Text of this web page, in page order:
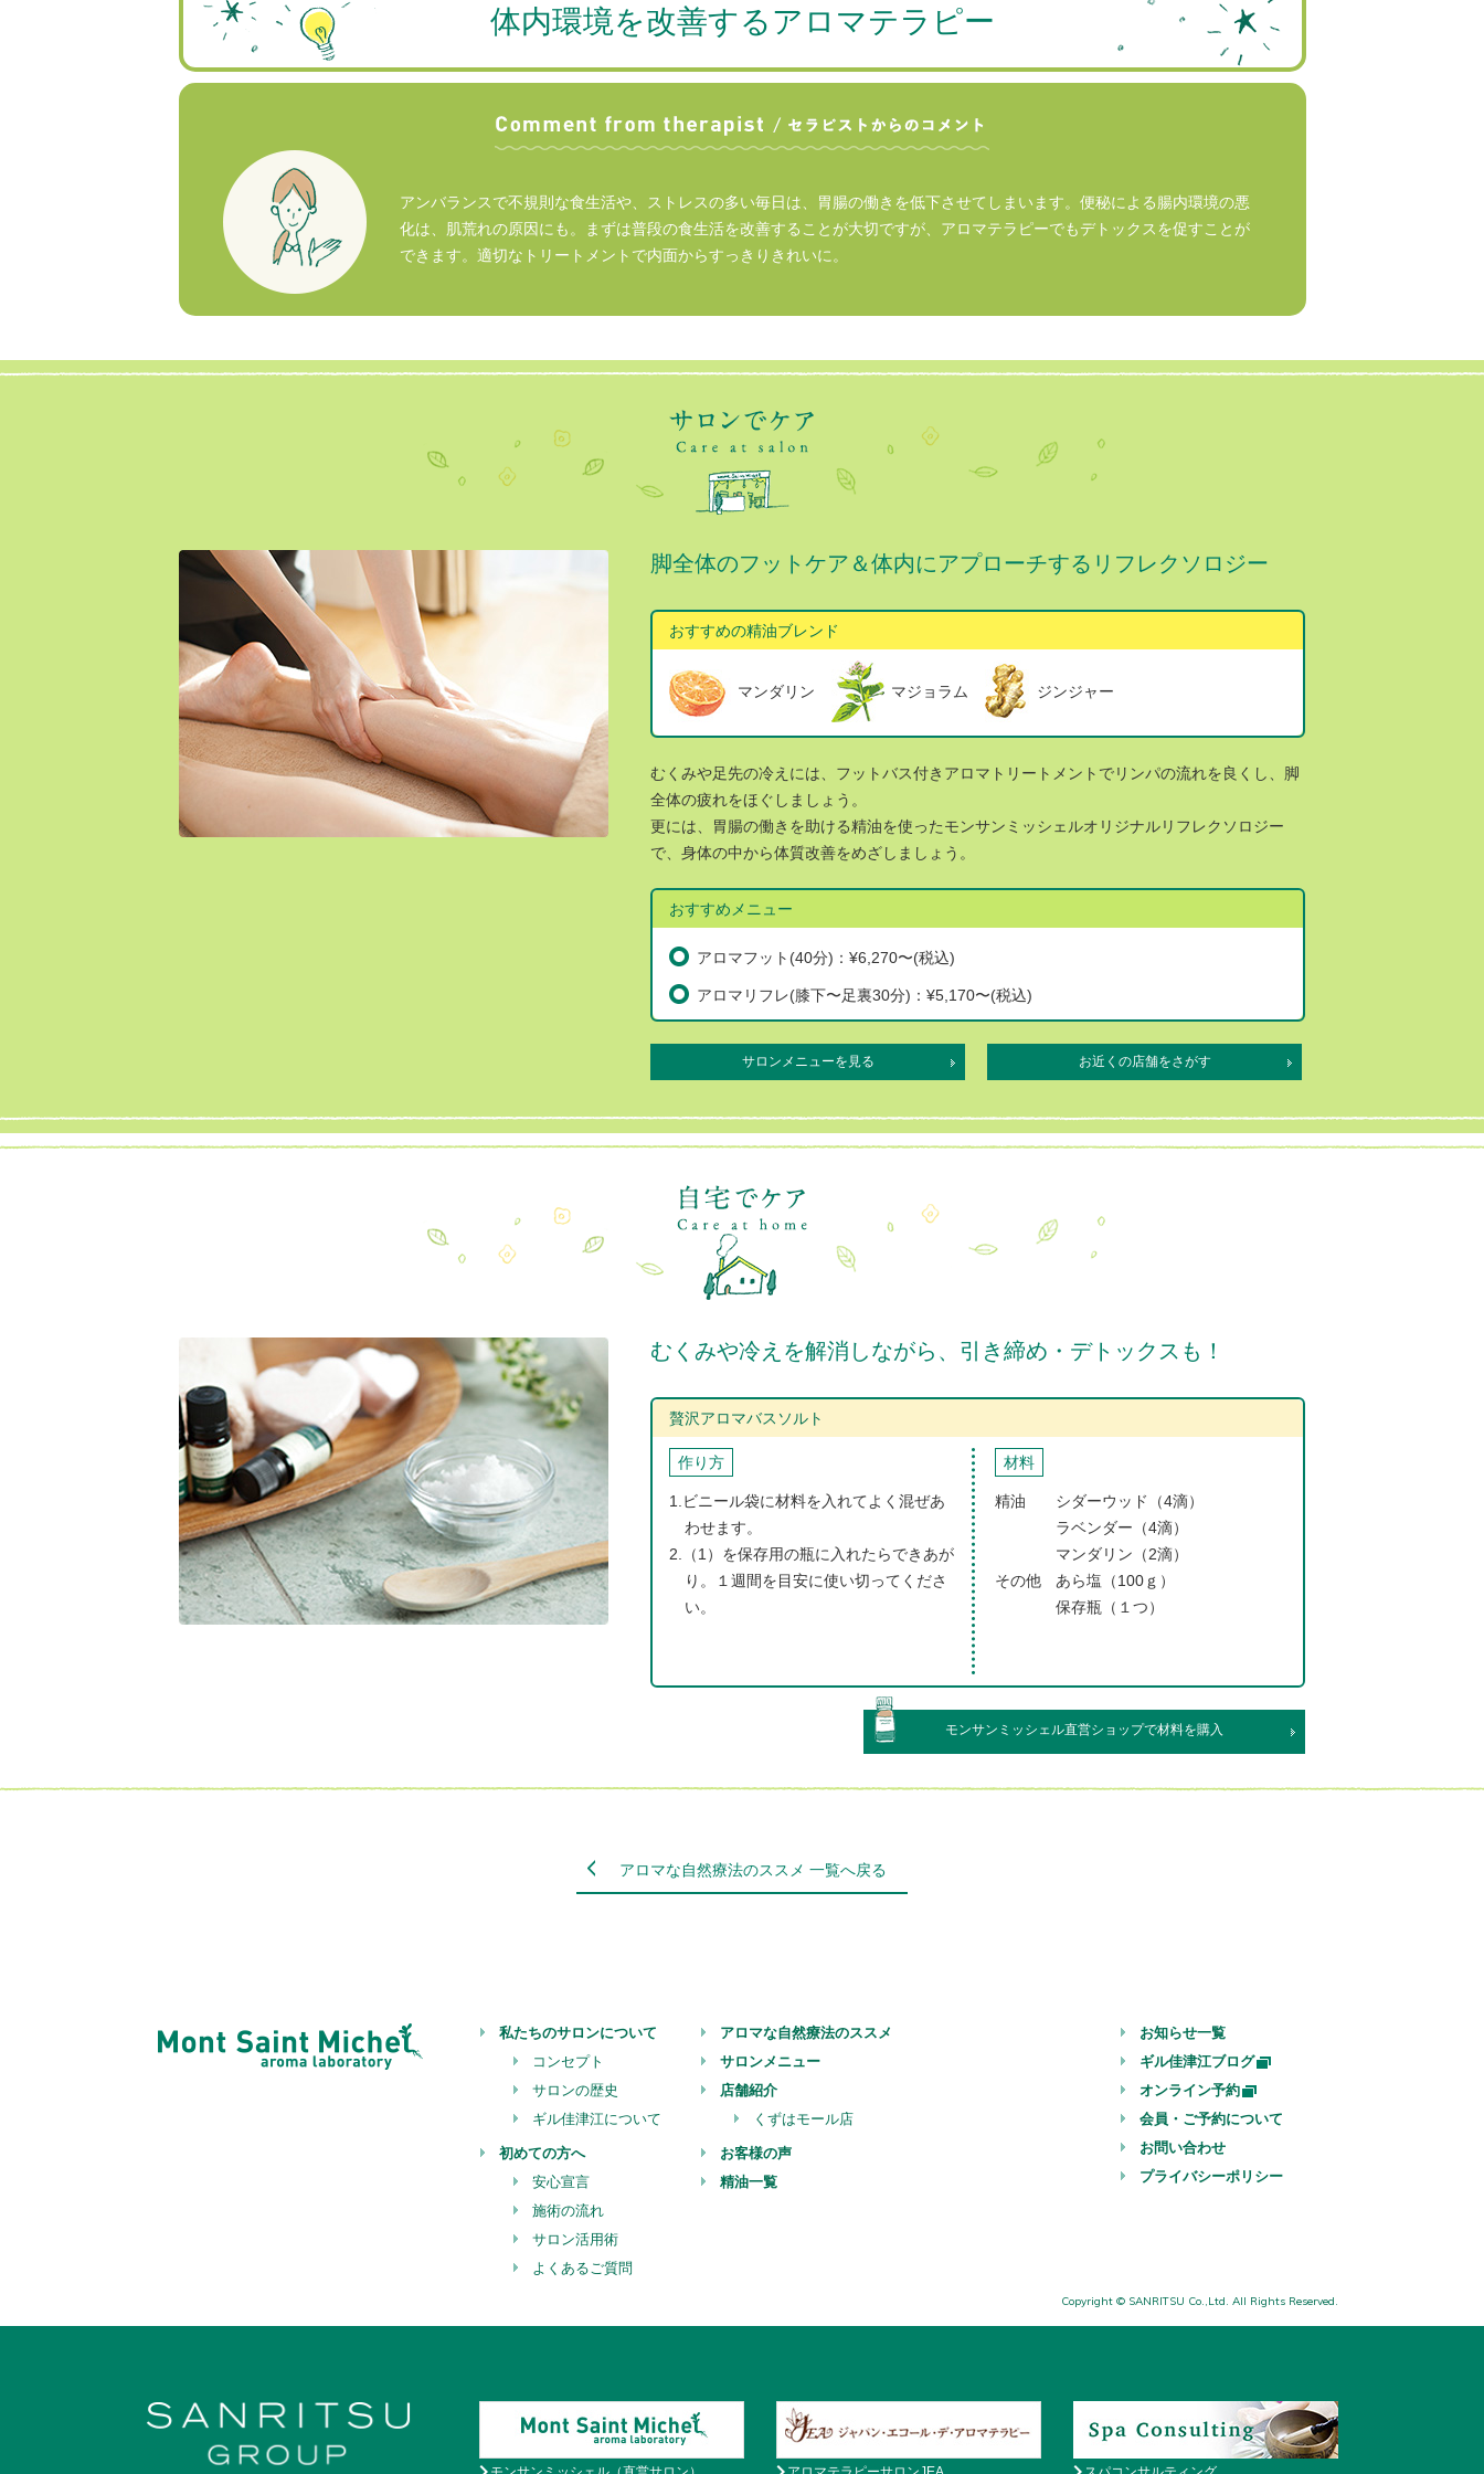
体内環境を改善するアロマテラピー
アンバランスで不規則な食生活や、ストレスの多い毎日は、胃腸の働きを低下させてしまいます。便秘による腸内環境の悪
化は、肌荒れの原因にも。まずは普段の食生活を改善することが大切ですが、アロマテラピーでもデトックスを促すことが
できます。適切なトリートメントで内面からすっきりきれいに。
脚全体のフットケア＆体内にアプローチするリフレクソロジー
おすすめの精油ブレンド
マンダリン マジョラム ジンジャー
むくみや足先の冷えには、フットバス付きアロマトリートメントでリンパの流れを良くし、脚
全体の疲れをほぐしましょう。
更には、胃腸の働きを助ける精油を使ったモンサンミッシェルオリジナルリフレクソロジー
で、身体の中から体質改善をめざしましょう。
おすすめメニュー
アロマフット(40分)：¥6,270〜(税込)
アロマリフレ(膝下〜足裏30分)：¥5,170〜(税込)
サロンメニューを見る お近くの店舗をさがす
むくみや冷えを解消しながら、引き締め・デトックスも！
贅沢アロマバスソルト
作り方
1.ビニール袋に材料を入れてよく混ぜあ
わせます。
2.（1）を保存用の瓶に入れたらできあが
り。１週間を目安に使い切ってくださ
い。
材料
精油
シダーウッド（4滴）
ラベンダー（4滴）
マンダリン（2滴）
その他
あら塩（100ｇ）
保存瓶（１つ）
モンサンミッシェル直営ショップで材料を購入
アロマな自然療法のススメ 一覧へ戻る
私たちのサロンについて
コンセプト
サロンの歴史
ギル佳津江について
初めての方へ
安心宣言
施術の流れ
サロン活用術
よくあるご質問
アロマな自然療法のススメ
サロンメニュー
店舗紹介
くずはモール店
お客様の声
精油一覧
お知らせ一覧
ギル佳津江ブログ
オンライン予約
会員・ご予約について
お問い合わせ
プライバシーポリシー
Copyright © SANRITSU Co.,Ltd. All Rights Reserved.